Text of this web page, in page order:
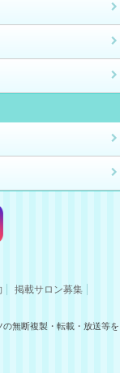
掲載サロン募集
無断複製・転載・放送等を